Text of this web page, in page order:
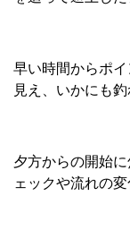
早い時間からポ
見え、いかにも
夕方からの開始
ェックや流れの